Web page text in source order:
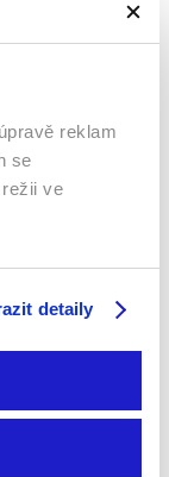
reklam
se
ve
detaily